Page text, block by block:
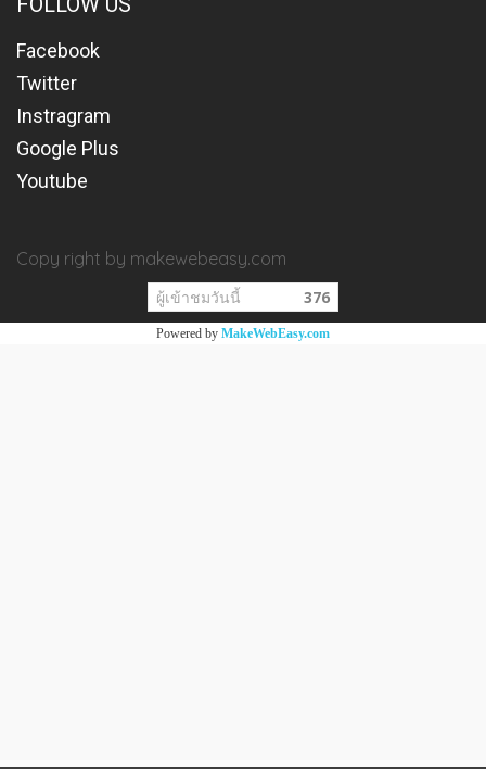
Facebook
Twitter
Instragram
Google Plus
Youtube
Copy right by makewebeasy.com
ผู้เข้าชมวันนี้ 376
Powered by MakeWebEasy.com